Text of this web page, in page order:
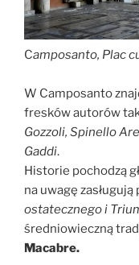
Camposanto, Plac
W Camposanto
fresków autorów
Gozzoli, Spinello
Gaddi.
Historie pochodzą
na uwagę
ostatecznego i
średniowieczną
Macabre.